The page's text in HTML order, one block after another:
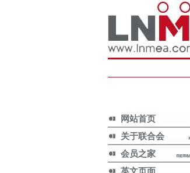
网站首页
关于联合会
会员之家